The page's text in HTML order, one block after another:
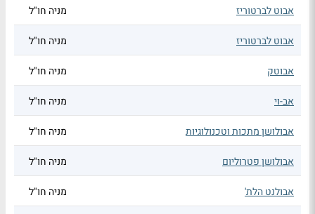
אבוט לברטוריז מניה חו"ל
אבוט לברטוריז מניה חו"ל
אבוטק מניה חו"ל
אב-וי מניה חו"ל
אבולושן מתכות וטכנולוגיות מניה חו"ל
אבולושן פטרוליום מניה חו"ל
אבולנט הלת' מניה חו"ל